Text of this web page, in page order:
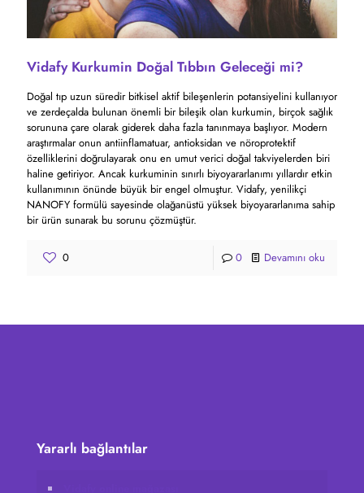
Vidafy Kurkumin Doğal Tıbbın Geleceği mi?
Doğal tıp uzun süredir bitkisel aktif bileşenlerin potansiyelini kullanıyor
ve zerdeçalda bulunan önemli bir bileşik olan kurkumin, birçok sağlık
sorununa çare olarak giderek daha fazla tanınmaya başlıyor. Modern
araştırmalar onun antiinflamatuar, antioksidan ve nöroprotektif
özelliklerini doğrulayarak onu en umut verici doğal takviyelerden biri
haline getiriyor. Ancak kurkuminin sınırlı biyoyararlanımı yıllardır etkin
kullanımının önünde büyük bir engel olmuştur. Vidafy, yenilikçi
NANOFY formülü sayesinde olağanüstü yüksek biyoyararlanıma sahip
bir ürün sunarak bu sorunu çözmüştür.
0 0 Devamını oku
Yararlı bağlantılar